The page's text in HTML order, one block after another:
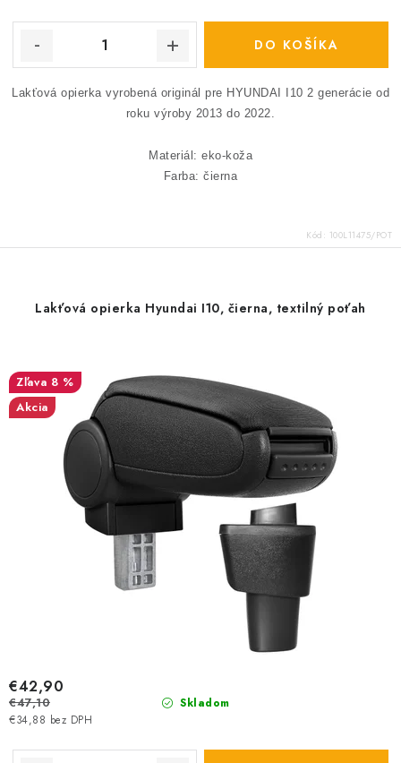
DO KOŠÍKA
Lakťová opierka vyrobená originál pre HYUNDAI I10 2 generácie od
roku výroby 2013 do 2022.
Materiál: eko-koža
Farba: čierna
Kód: 100L11475/POT
Lakťová opierka Hyundai I10, čierna, textilný poťah
8 %
Akcia
Skladom
€34,88 bez DPH
€42,90
€47,10